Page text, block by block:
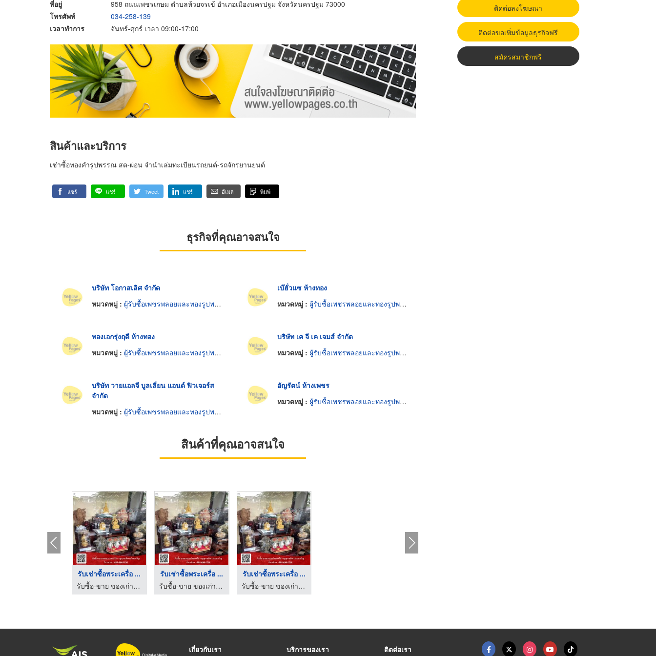
ที่อยู่
958 ถนนเพชรเกษม ตำบลห้วยจรเข้ อำเภอเมืองนครปฐม จังหวัดนครปฐม 73000
โทรศัพท์
034-258-139
เวลาทำการ
จันทร์-ศุกร์ เวลา 09:00-17:00
สินค้าและบริการ
เช่าซื้อทองคำรูปพรรณ สด-ผ่อน จำนำเล่มทะเบียนรถยนต์-รถจักรยานยนต์
แชร์ แชร์ Tweet แชร์ อีเมล พิมพ์
ธุรกิจที่คุณอาจสนใจ
บริษัท โอกาสเลิศ จำกัด
หมวดหมู่ : ผู้รับซื้อเพชรพลอยและทองรูปพรรณ
เบ๊ฮั่วแซ ห้างทอง
หมวดหมู่ : ผู้รับซื้อเพชรพลอยและทองรูปพรรณ
ทองเอกรุ่งฤดี ห้างทอง
หมวดหมู่ : ผู้รับซื้อเพชรพลอยและทองรูปพรรณ
บริษัท เค จี เค เจมส์ จำกัด
หมวดหมู่ : ผู้รับซื้อเพชรพลอยและทองรูปพรรณ
บริษัท วายแอลจี บูลเลี่ยน แอนด์ ฟิวเจอร์ส
จำกัด
หมวดหมู่ : ผู้รับซื้อเพชรพลอยและทองรูปพรรณ
อัญรัตน์ ห้างเพชร
หมวดหมู่ : ผู้รับซื้อเพชรพลอยและทองรูปพรรณ
สินค้าที่คุณอาจสนใจ
รับเช่าซื้อพระเครื่อ ...
รับซื้อ-ขาย ของเก่าของโบราณ ทุกชนิด ดาราฎา
รับเช่าซื้อพระเครื่อ ...
รับซื้อ-ขาย ของเก่าของโบราณ ทุกชนิด ดาราฎา
รับเช่าซื้อพระเครื่อ ...
รับซื้อ-ขาย ของเก่าของโบราณ ทุกชนิด ดาราฎา
ติดต่อลงโฆษณา
ติดต่อขอเพิ่มข้อมูลธุรกิจฟรี
สมัครสมาชิกฟรี
เกี่ยวกับเรา บริการของเรา ติดต่อเรา